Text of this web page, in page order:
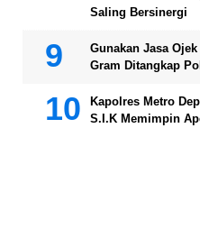
Saling Bersinergi
Gunakan Jasa
Gram Ditangkap
Kapolres Metro
S.I.K Memimpin